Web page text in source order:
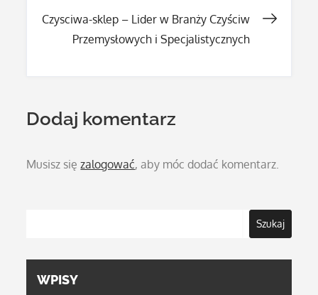
Czysciwa-sklep – Lider w Branży Czyściw
Przemysłowych i Specjalistycznych
Dodaj komentarz
Musisz sięzalogować, aby móc dodać komentarz.
Szukaj
WPISY